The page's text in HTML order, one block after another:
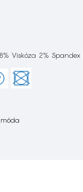
Viskóza 2% Spandex